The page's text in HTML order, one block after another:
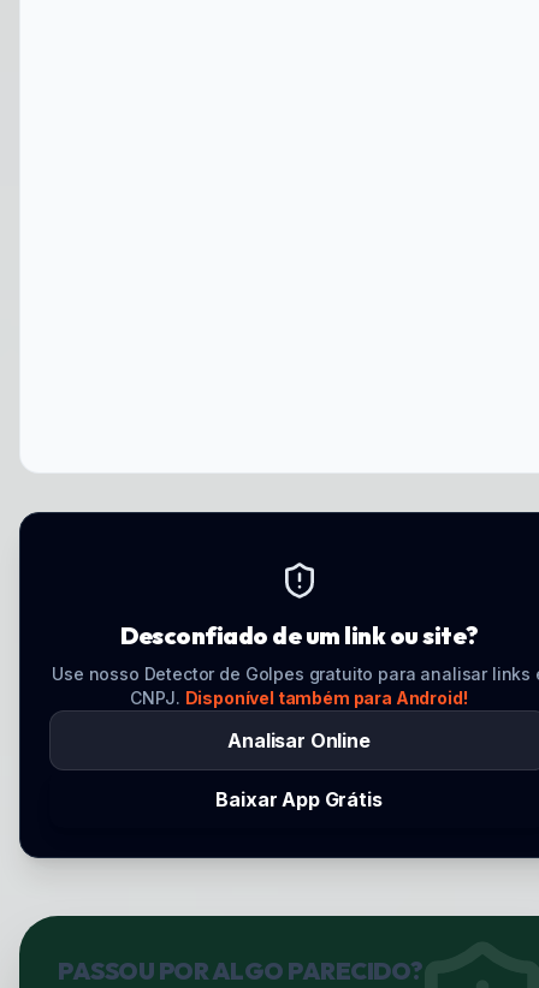
Desconfiado de um link ou site?
Use nosso Detector de Golpes gratuito para analisar links
CNPJ. Disponível também para Android!
Analisar Online
Baixar App Grátis
PASSOU POR ALGO PARECIDO?